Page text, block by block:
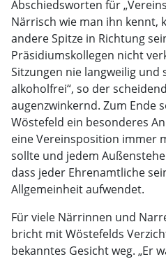
Abschiedsworten für
Närrisch wie man ihn kennt,
andere Spitze in Richtung
Präsidiumskollegen nicht
Sitzungen nie langweilig und
alkoholfrei“, so der
augenzwinkernd. Zum Ende
Wöstefeld ein besonderes
eine Vereinsposition immer
sollte und jedem
dass jeder Ehrenamtliche
Allgemeinheit aufwendet.
Für viele Närrinnen und
bricht mit Wöstefelds
bekanntes Gesicht weg. „Er